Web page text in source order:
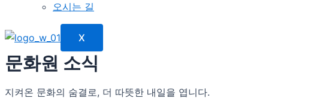
오시는 길
X
문화원 소식
지켜온 문화의 숨결로, 더 따뜻한 내일을 엽니다.